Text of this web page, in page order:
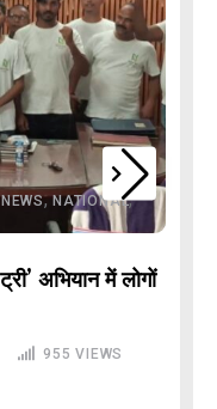
,NATIONAL,
अभियान में लोगों
955 VIEWS